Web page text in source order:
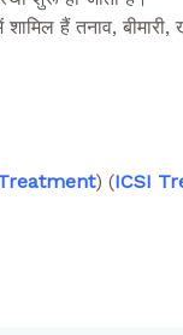
हैं तनाव, बीमारी,
) (ICSI